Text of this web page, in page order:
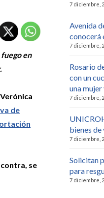
en
de
se
7 diciembre,
Avenida
conocerá
7 diciembre,
Rosario
con un
una
7 diciembre,
bienes
7 diciembre,
Solicitan
para
7 diciembre,